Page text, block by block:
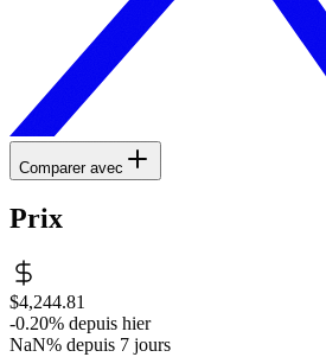
Comparer avec
Prix
$4,244.81
-0.20% depuis hier
NaN% depuis 7 jours